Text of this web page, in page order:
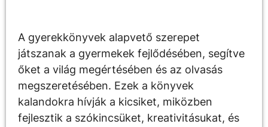
A gyerekkönyvek alapvető szerepet
játszanak a gyermekek fejlődésében, segítve
őket a világ megértésében és az olvasás
megszeretésében. Ezek a könyvek
kalandokra hívják a kicsiket, miközben
fejlesztik a szókincsüket, kreativitásukat, és